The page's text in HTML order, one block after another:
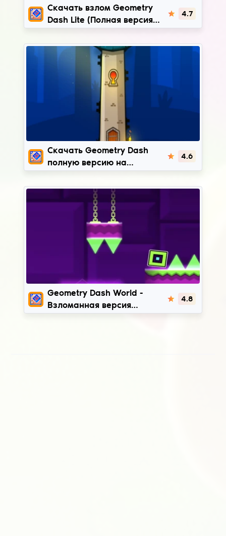
Geometry Dash Lite
Скачать взлом Geometry
Dash Lite (Полная версия
4.7
Geometry Dash
Скачать Geometry Dash
полную версию на
(Взлом на скины/
бесконечные деньги) |
4.6
Geometry Dash World
Geometry Dash World -
Взломанная версия
4.8